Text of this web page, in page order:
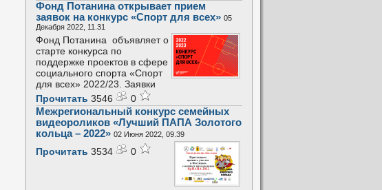
Фонд Потанина открывает прием
заявок на конкурс «Спорт для всех» 05
Декабря 2022, 11.31
Фонд Потанина объявляет о
старте конкурса по
поддержке проектов в сфере
социального спорта «Спорт
для всех» 2022/23. Заявки
Прочитать 3546
0
Межрегиональный конкурс семейных
видеороликов «Лучший ПАПА Золотого
кольца – 2022» 02 Июня 2022, 09.39
Прочитать 3534 0